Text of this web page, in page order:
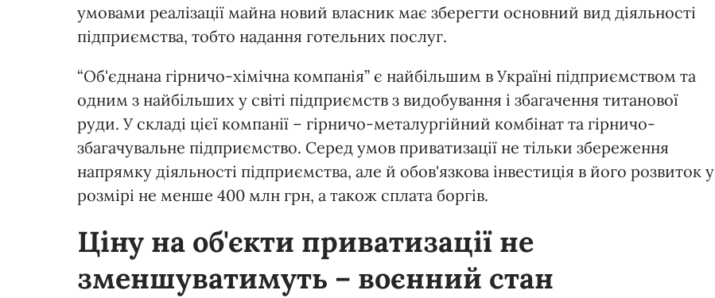
умовами реалізації майна новий власник має зберегти основний вид діяльності
підприємства, тобто надання готельних послуг.
“Об'єднана гірничо-хімічна компанія” є найбільшим в Україні підприємством та
одним з найбільших у світі підприємств з видобування і збагачення титанової
руди. У складі цієї компанії – гірничо-металургійний комбінат та гірничо-
збагачувальне підприємство. Серед умов приватизації не тільки збереження
напрямку діяльності підприємства, але й обов'язкова інвестиція в його розвиток у
розмірі не менше 400 млн грн, а також сплата боргів.
Ціну на об'єкти приватизації не
зменшуватимуть – воєнний стан